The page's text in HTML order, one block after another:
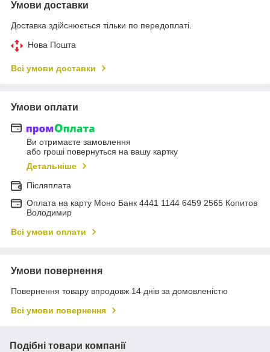
Умови доставки
Доставка здійснюється тільки по передоплаті.
Нова Пошта
Всі умови доставки
Умови оплати
Ви отримаєте замовлення
або гроші повернуться на вашу картку
Детальніше
Післяплата
Оплата на карту Моно Банк 4441 1144 6459 2565 Копитов
Володимир
Всі умови оплати
Умови повернення
Повернення товару впродовж 14 днів за домовленістю
Всі умови повернення
Подібні товари компанії